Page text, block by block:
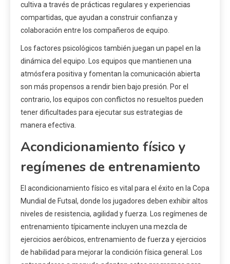
cultiva a través de prácticas regulares y experiencias
compartidas, que ayudan a construir confianza y
colaboración entre los compañeros de equipo.
Los factores psicológicos también juegan un papel en la
dinámica del equipo. Los equipos que mantienen una
atmósfera positiva y fomentan la comunicación abierta
son más propensos a rendir bien bajo presión. Por el
contrario, los equipos con conflictos no resueltos pueden
tener dificultades para ejecutar sus estrategias de
manera efectiva.
Acondicionamiento físico y
regímenes de entrenamiento
El acondicionamiento físico es vital para el éxito en la Copa
Mundial de Futsal, donde los jugadores deben exhibir altos
niveles de resistencia, agilidad y fuerza. Los regímenes de
entrenamiento típicamente incluyen una mezcla de
ejercicios aeróbicos, entrenamiento de fuerza y ejercicios
de habilidad para mejorar la condición física general. Los